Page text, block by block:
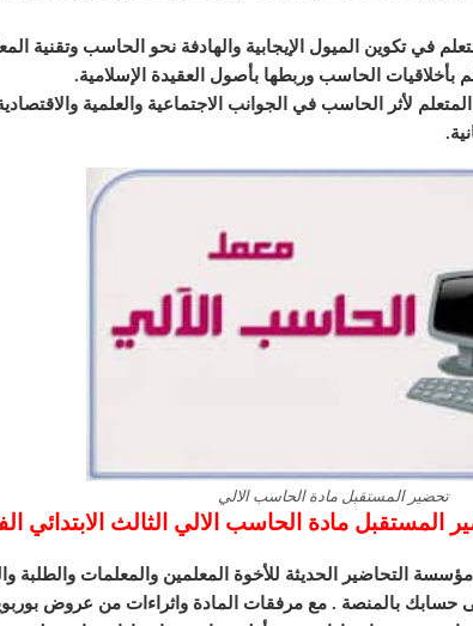
المتعلم لأثر الحاسب في الجوانب الاجتماعية والعلمية
تحضير المستقبل مادة الحاسب الالي
المستقبل مادة الحاسب الالي الثالث الابتدائي الفصل
التحاضير الحديثة للأخوة المعلمين والمعلمات والطلبة
حسابك بالمنصة . مع مرفقات المادة واثراءات من عروض